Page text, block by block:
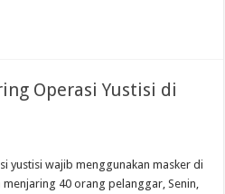
Operasi Yustisi di
yustisi wajib menggunakan masker di
40 orang pelanggar, Senin,